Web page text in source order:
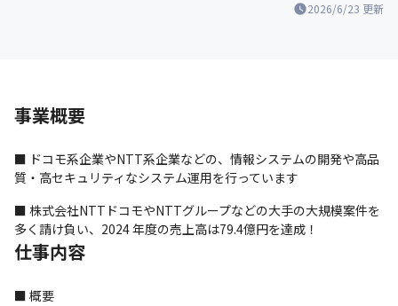
2026/6/23 更新
事業概要
■ ドコモ系企業やNTT系企業などの、情報システムの開発や高品
質・高セキュリティなシステム運用を行っています
■ 株式会社NTTドコモやNTTグループなどの大手の大規模案件を
多く請け負い、2024 年度の売上高は79.4億円を達成！
仕事内容
■ 概要